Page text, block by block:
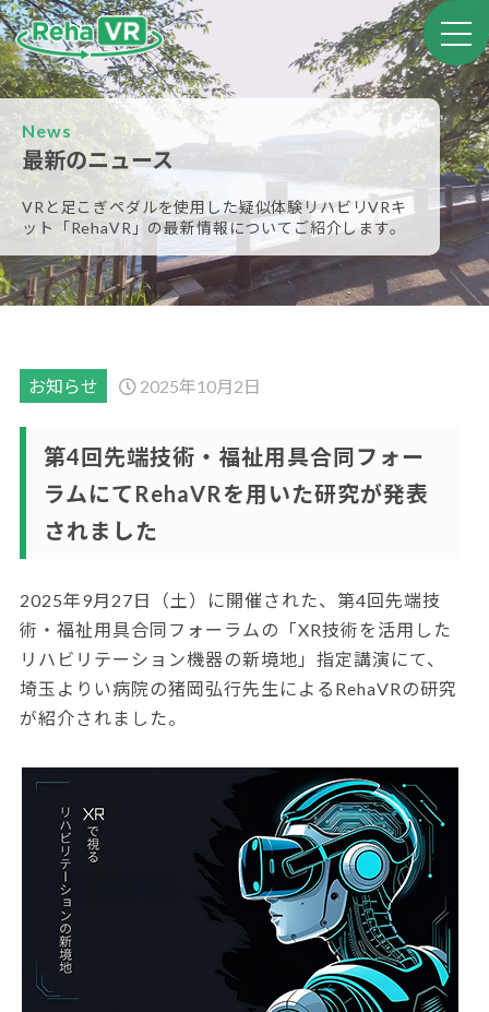
News
最新のニュース
VRと足こぎペダルを使用した疑似体験リハビリVRキ
ット
「RehaVR」の最新情報についてご紹介します。
お知らせ 2025年10月2日
第4回先端技術・福祉用具合同フォー
ラムにてRehaVRを用いた研究が発表
されました
2025年9月27日（土）に開催された、第4回先端技
術・福祉用具合同フォーラムの「XR技術を活用した
リハビリテーション機器の新境地」指定講演にて、
埼玉よりい病院の猪岡弘行先生によるRehaVRの研究
が紹介されました。